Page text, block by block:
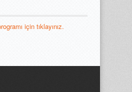
için tıklayınız.